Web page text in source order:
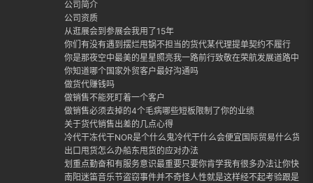
公司简介
公司资质
从逛展会到参展会我用了15年
你们有没有遇到摆烂甩锅不担当的货代某代理提单契约不履行
你是那夜空中最美的星星照亮我一路前行致敬在荣航发展道路中每
你知道哪个国家外贸客户最好沟通吗
做货代赚钱吗
做销售不能死盯着一个客户
做销售必须去掉的4个毛病哪些短板限制了你的业绩
关于货代销售出差的几点心得
冷代干冻代干NOR是个什么鬼冷代干什么会便宜国际贸易什么货适
出口甩货怎么办船东甩货的应对办法
划重点勤奋和有服务意识最重要只要你肯学我有很多办法让你快
南阳迷笛音乐节盗窃事件并不奇怪人性就是这样经不起考验跟是否